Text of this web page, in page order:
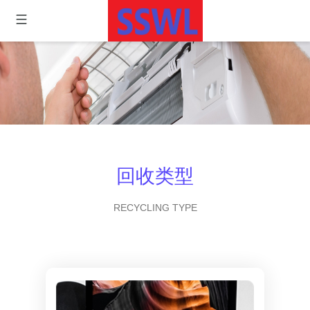
回收类型
RECYCLING TYPE